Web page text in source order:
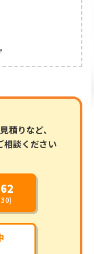
積りなど、
相談ください